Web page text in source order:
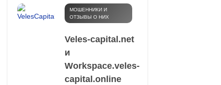
МОШЕННИКИ И
ОТЗЫВЫ О НИХ
Veles-capital.net
и
Workspace.veles-
capital.online